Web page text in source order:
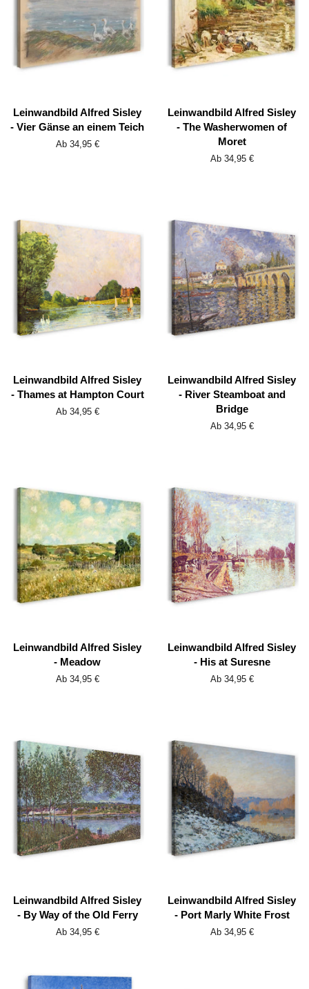
Leinwandbild Alfred Sisley
- Vier Gänse an einem Teich
Ab 34,95 €
Leinwandbild Alfred Sisley
- The Washerwomen of
Moret
Ab 34,95 €
Leinwandbild Alfred Sisley
- Thames at Hampton Court
Ab 34,95 €
Leinwandbild Alfred Sisley
- River Steamboat and
Bridge
Ab 34,95 €
Leinwandbild Alfred Sisley
- Meadow
Ab 34,95 €
Leinwandbild Alfred Sisley
- His at Suresne
Ab 34,95 €
Leinwandbild Alfred Sisley
- By Way of the Old Ferry
Ab 34,95 €
Leinwandbild Alfred Sisley
- Port Marly White Frost
Ab 34,95 €